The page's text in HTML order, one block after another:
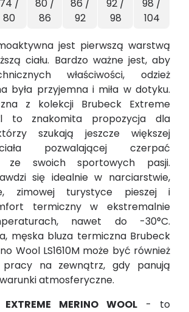
74 /
80
80 /
86
86 /
92
92 /
98
98 /
104
jest pierwszą warstwą
ciału. Bardzo ważne jest, aby
właściwości, odzież
była przyjemna i miła w dotyku.
z kolekcji Brubeck Extreme
to znakomita propozycja dla
szukają jeszcze większej
pozwalającej czerpać
ze swoich sportowych pasji.
się idealnie w narciarstwie,
zimowej turystyce pieszej i
termiczny w ekstremalnie
nawet do -30°C.
męska bluza termiczna Brubeck
Wool LS1610M może być również
pracy na zewnątrz, gdy panują
atmosferyczne.
MERINO WOOL - to